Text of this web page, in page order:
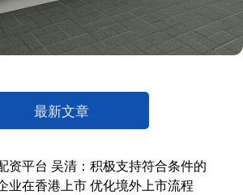
最新文章
资平台 吴清：积极支持符合条件的
业在香港上市 优化境外上市流程